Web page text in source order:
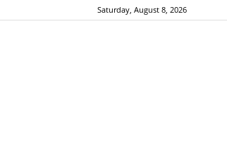
Saturday, August 8, 2026